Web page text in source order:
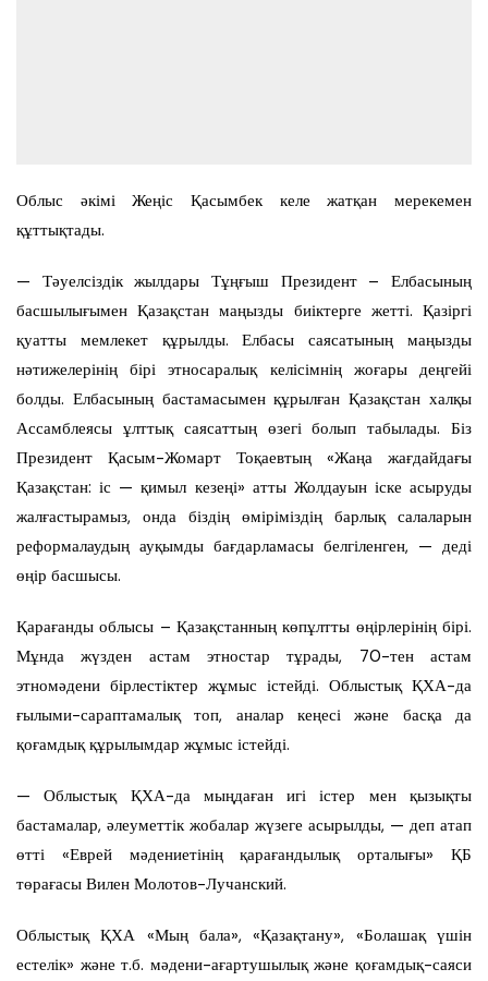
Облыс әкімі Жеңіс Қасымбек келе жатқан мерекемен
құттықтады.
— Тәуелсіздік жылдары Тұңғыш Президент – Елбасының
басшылығымен Қазақстан маңызды биіктерге жетті. Қазіргі
қуатты мемлекет құрылды. Елбасы саясатының маңызды
нәтижелерінің бірі этносаралық келісімнің жоғары деңгейі
болды. Елбасының бастамасымен құрылған Қазақстан халқы
Ассамблеясы ұлттық саясаттың өзегі болып табылады. Біз
Президент Қасым-Жомарт Тоқаевтың «Жаңа жағдайдағы
Қазақстан: іс — қимыл кезеңі» атты Жолдауын іске асыруды
жалғастырамыз, онда біздің өміріміздің барлық салаларын
реформалаудың ауқымды бағдарламасы белгіленген, — деді
өңір басшысы.
Қарағанды облысы – Қазақстанның көпұлтты өңірлерінің бірі.
Мұнда жүзден астам этностар тұрады, 70-тен астам
этномәдени бірлестіктер жұмыс істейді. Облыстық ҚХА-да
ғылыми-сараптамалық топ, аналар кеңесі және басқа да
қоғамдық құрылымдар жұмыс істейді.
— Облыстық ҚХА-да мыңдаған игі істер мен қызықты
бастамалар, әлеуметтік жобалар жүзеге асырылды, — деп атап
өтті «Еврей мәдениетінің қарағандылық орталығы» ҚБ
төрағасы Вилен Молотов-Лучанский.
Облыстық ҚХА «Мың бала», «Қазақтану», «Болашақ үшін
естелік» және т.б. мәдени-ағартушылық және қоғамдық-саяси